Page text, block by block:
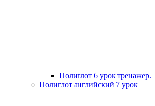
Полиглот 6 урок тренажер.
Полиглот английский 7 урок